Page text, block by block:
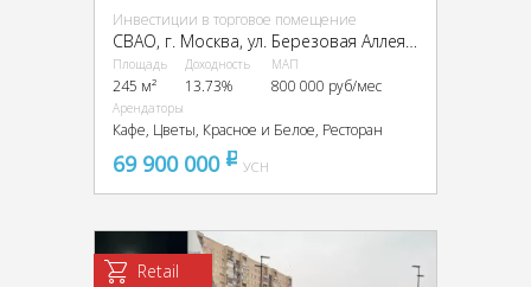
Инвестиции в торговое помещение
CВАО, г. Москва, ул. Березовая Аллея, 12к2, 12к3
Площадь
245 м²
Доходность
13.73%
МАП
800 000 руб/мес
Арендаторы
Кафе, Цветы, Красное и Белое, Ресторан
69 900 000 pуб
УСН
Retail